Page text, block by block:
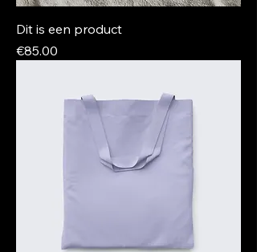
Dit is een product
Price
€85.00